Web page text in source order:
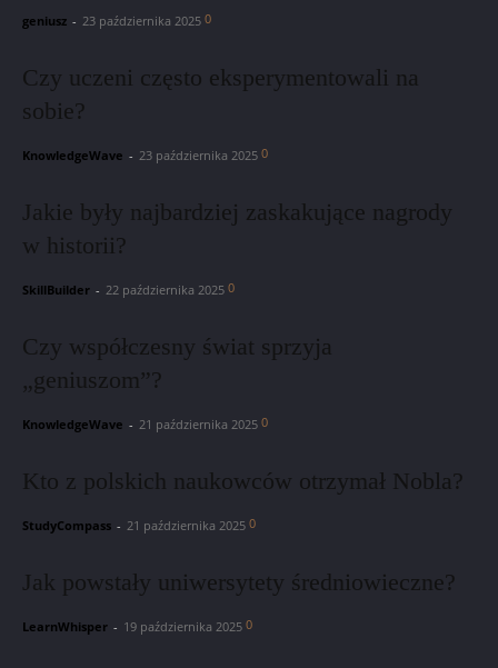
geniusz - 23 października 2025 0
Czy uczeni często eksperymentowali na
sobie?
KnowledgeWave - 23 października 2025 0
Jakie były najbardziej zaskakujące nagrody
w historii?
SkillBuilder - 22 października 2025 0
Czy współczesny świat sprzyja
„geniuszom”?
KnowledgeWave - 21 października 2025 0
Kto z polskich naukowców otrzymał Nobla?
StudyCompass - 21 października 2025 0
Jak powstały uniwersytety średniowieczne?
LearnWhisper - 19 października 2025 0